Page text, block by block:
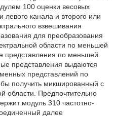
100 оценки весовых
левого канала и второго или
взвешивания
для преобразования
области по меньшей
представления по меньшей
представления выдаются
представлений по
получить микшированный с
области. Предпочтительно
модуль 310 частотно-
далее